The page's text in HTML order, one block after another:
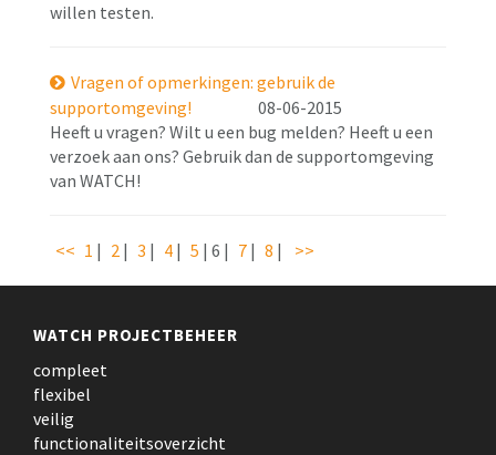
willen testen.
Vragen of opmerkingen: gebruik de
supportomgeving!
08-06-2015
Heeft u vragen? Wilt u een bug melden? Heeft u een
verzoek aan ons? Gebruik dan de supportomgeving
van WATCH!
<< 1 | 2 | 3 | 4 | 5 | 6 | 7 | 8 | >>
WATCH PROJECTBEHEER
compleet
flexibel
veilig
functionaliteitsoverzicht